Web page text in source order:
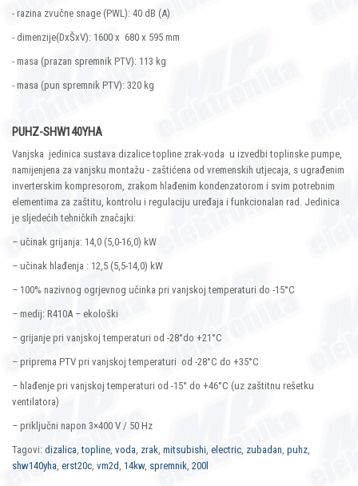
- razina zvučne snage (PWL): 40 dB (A)
- dimenzije(DxŠxV): 1600 x 680 x 595 mm
- masa (prazan spremnik PTV): 113 kg
- masa (pun spremnik PTV): 320 kg
PUHZ-SHW140YHA
Vanjska jedinica sustava dizalice topline zrak-voda u izvedbi toplinske pumpe,
namijenjena za vanjsku montažu - zaštićena od vremenskih utjecaja, s ugrađenim
inverterskim kompresorom, zrakom hlađenim kondenzatorom i svim potrebnim
elementima za zaštitu, kontrolu i regulaciju uređaja i funkcionalan rad. Jedinica
je sljedećih tehničkih značajki:
– učinak grijanja: 14,0 (5,0-16,0) kW
– učinak hlađenja : 12,5 (5,5-14,0) kW
– 100% nazivnog ogrjevnog učinka pri vanjskoj temperaturi do -15°C
– medij: R410A – ekološki
– grijanje pri vanjskoj temperaturi od -28°do +21°C
– priprema PTV pri vanjskoj temperaturi od -28°C do +35°C
– hlađenje pri vanjskoj temperaturi od -15° do +46°C (uz zaštitnu rešetku
ventilatora)
– priključni napon 3×400 V / 50 Hz
Tagovi: dizalica,topline, voda, zrak, mitsubishi, electric, zubadan, puhz,
shw140yha, erst20c, vm2d, 14kw, spremnik, 200l